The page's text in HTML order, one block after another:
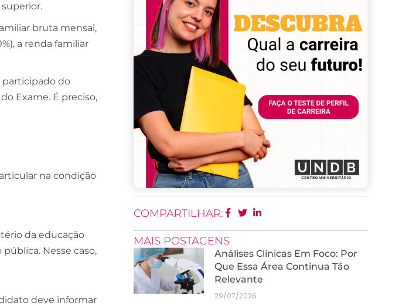
bruta mensal,
a renda familiar
participado do
Exame. É preciso,
na condição
da educação
Nesse caso,
deve informar
COMPARTILHAR:
MAIS POSTAGENS
Análises Clínicas Em Foco: Por
Que Essa Área Continua Tão
Relevante
29/07/2026